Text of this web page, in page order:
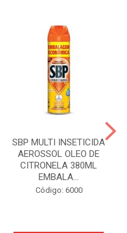
SBP MULTI INSETICIDA
AEROSSOL OLEO DE
CITRONELA 380ML
EMBALA...
Código: 6000